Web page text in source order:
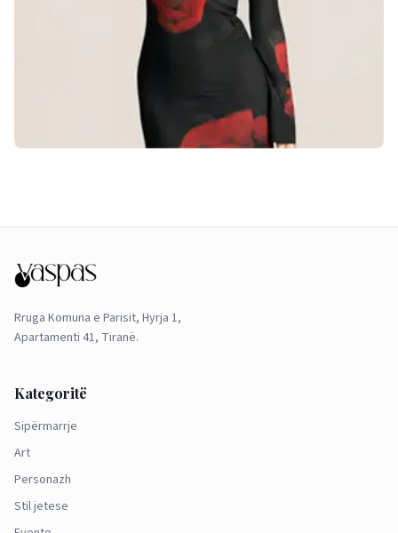
Rruga Komuna e Parisit, Hyrja 1,
Apartamenti 41, Tiranë.
Kategoritë
Sipërmarrje
Art
Personazh
Stil jetese